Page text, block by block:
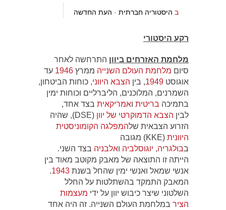
ב היסטוריה חברתית · העת החדשה
רקע היסטורי
מלחמת האזרחים ביוון התרחשה לאחר
סיום מלחמת העולם השנייה ממרץ 1946 עד
אוגוסט 1949, בין הצבא היווני, כוחות הביטחון,
השמרנים, המלוכנים, הליברליים וכוחות ימין
בתמיכה בריטית ואמריקאית בצד אחד,
לבין הצבא הדמוקרטי של יוון
(DSE), שהיה
הזרוע הצבאית שלהמפלגה הקומוניסטית
היוונית
(KKE) מגובה
בבולגריה, יוגוסלביה ואלבניה בצד השני.
הייתה זו התוצאה של מאבק מקוטב מאוד בין
אנשי שמאל ואנשי ימין שהחל בשנת 1943
.
המאבק התמקד בהשתלטות על החלל
השלטוני שיצר כיבוש יוון על ידי מעצמות
הציר במלחמת העולם השנייה. זה היה אחד